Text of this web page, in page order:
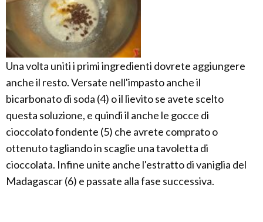
Una volta uniti i primi ingredienti dovrete aggiungere
anche il resto. Versate nell'impasto anche il
bicarbonato di soda (4) o il lievito se avete scelto
questa soluzione, e quindi il anche le gocce di
cioccolato fondente (5) che avrete comprato o
ottenuto tagliando in scaglie una tavoletta di
cioccolata. Infine unite anche l'estratto di vaniglia del
Madagascar (6) e passate alla fase successiva.